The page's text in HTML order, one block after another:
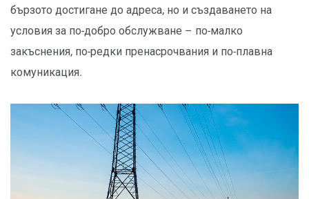
бързото достигане до адреса, но и създаването на
условия за по-добро обслужване – по-малко
закъснения, по-редки пренасрочвания и по-плавна
комуникация.